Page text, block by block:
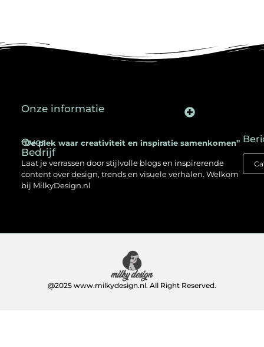
Over
Bedrijf
“De plek waar creativiteit en inspiratie samenkomen”
Laat je verrassen door stijlvolle blogs en inspirerende
content over design, trends en visuele verhalen. Welkom
bij MilkyDesign.nl
Onze informatie
@2025 www.milkydesign.nl. All Right Reserved.